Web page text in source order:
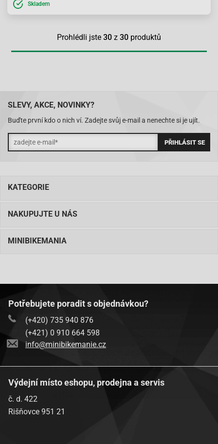
Skladem
Prohlédli jste 30 z 30 produktů
SLEVY, AKCE, NOVINKY?
Buďte první kdo o nich ví. Zadejte svůj e-mail a nenechte si je ujít.
KATEGORIE
NAKUPUJTE U NÁS
MINIBIKEMANIA
Potřebujete poradit s objednávkou?
(+420) 735 940 876
(+421) 0 910 664 598
info@minibikemanie.cz
Výdejní místo eshopu, prodejna a servis
č. d. 422
Rišňovce 951 21